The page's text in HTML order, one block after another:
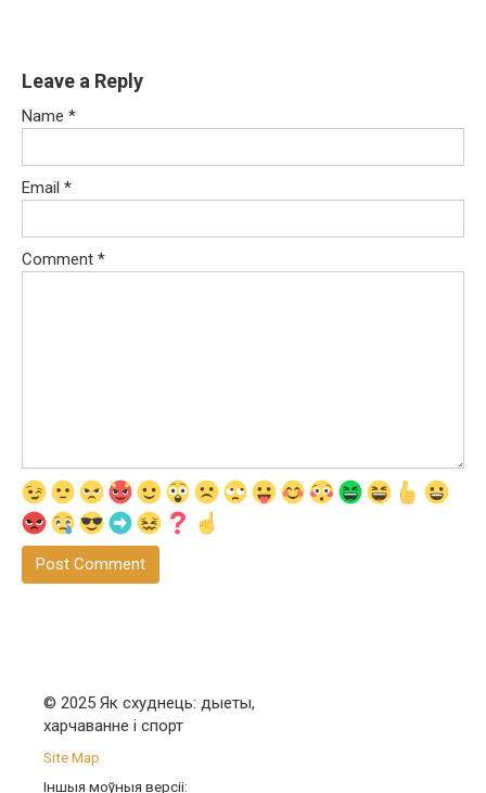
Leave a Reply
Name *
Email *
Comment *
© 2025 Як схуднець: дыеты,
харчаванне і спорт
Site Map
Іншыя моўныя версіі: